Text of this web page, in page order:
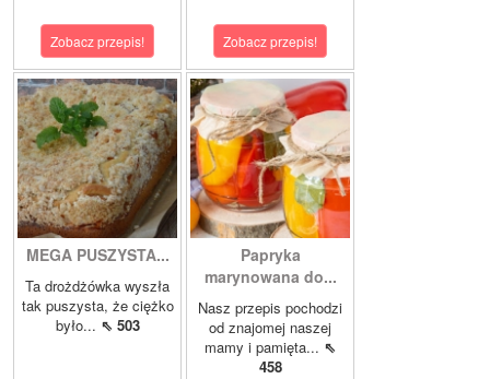
Zobacz przepis! Zobacz przepis!
MEGA PUSZYSTA...
Ta drożdżówka wyszła
tak puszysta, że ciężko
było... ⇖ 503
Papryka
marynowana do...
Nasz przepis pochodzi
od znajomej naszej
mamy i pamięta... ⇖
458